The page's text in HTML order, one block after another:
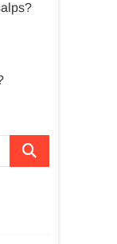
Suchen …